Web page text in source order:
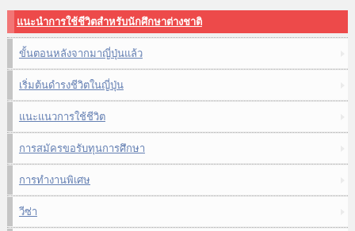
แนะนำการใช้ชีวิตสำหรับนักศึกษาต่างชาติ
ขั้นตอนหลังจากมาญี่ปุ่นแล้ว
เริ่มต้นดำรงชีวิตในญี่ปุ่น
แนะแนวการใช้ชีวิต
การสมัครขอรับทุนการศึกษา
การทำงานพิเศษ
วีซ่า